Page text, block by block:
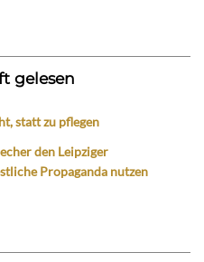
gelesen
statt zu pflegen
den Leipziger
Propaganda nutzen